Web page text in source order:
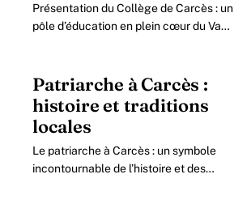
Présentation du Collège de Carcès : un
pôle d’éducation en plein cœur du Var
public.
Patriarche à Carcès :
histoire et traditions
locales
Le patriarche à Carcès : un symbole
incontournable de l’histoire et des